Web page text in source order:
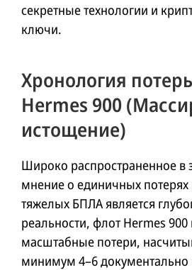
секретные технологии и
ключи.
Хронология
Hermes 900
истощение)
Широко распространенное
мнение о единичных потерях
тяжелых БПЛА является
реальности, флот Hermes 900
масштабные потери,
минимум 4–6